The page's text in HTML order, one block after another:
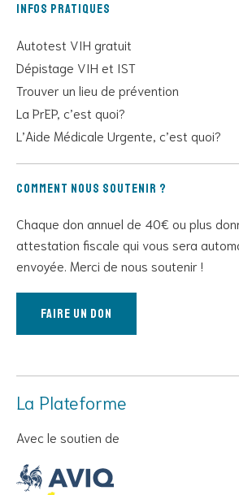
Infos pratiques
Autotest VIH gratuit
Dépistage VIH et IST
Trouver un lieu de prévention
La PrEP, c’est quoi?
L’Aide Médicale Urgente, c’est quoi?
Comment nous soutenir ?
Chaque don annuel de 40€ ou plus
attestation fiscale qui vous sera
envoyée. Merci de nous soutenir !
Faire un don
La Plateforme
Avec le soutien de